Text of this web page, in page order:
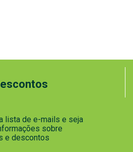
lista de e-mails e seja
sobre
e descontos